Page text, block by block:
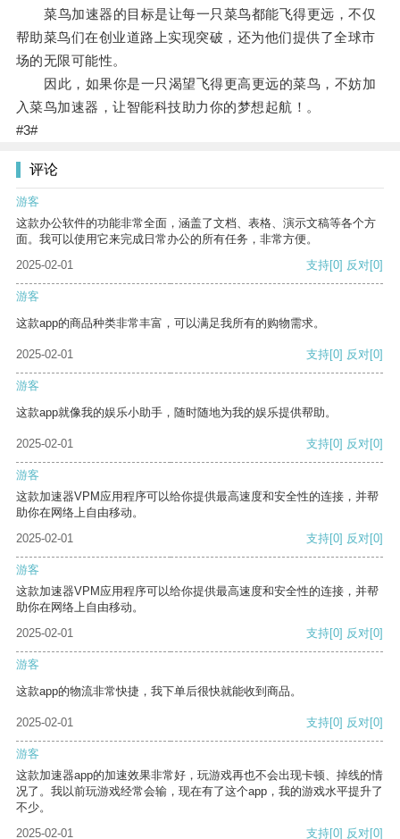
菜鸟加速器的目标是让每一只菜鸟都能飞得更远，不仅
帮助菜鸟们在创业道路上实现突破，还为他们提供了全球市
场的无限可能性。
因此，如果你是一只渴望飞得更高更远的菜鸟，不妨加
入菜鸟加速器，让智能科技助力你的梦想起航！。
#3#
评论
游客
这款办公软件的功能非常全面，涵盖了文档、表格、演示文稿等各个方
面。我可以使用它来完成日常办公的所有任务，非常方便。
2025-02-01
支持[0] 反对[0]
游客
这款app的商品种类非常丰富，可以满足我所有的购物需求。
2025-02-01 支持[0] 反对[0]
游客
这款app就像我的娱乐小助手，随时随地为我的娱乐提供帮助。
2025-02-01 支持[0] 反对[0]
游客
这款加速器VPM应用程序可以给你提供最高速度和安全性的连接，并帮
助你在网络上自由移动。
2025-02-01
支持[0] 反对[0]
游客
这款加速器VPM应用程序可以给你提供最高速度和安全性的连接，并帮
助你在网络上自由移动。
2025-02-01
支持[0] 反对[0]
游客
这款app的物流非常快捷，我下单后很快就能收到商品。
2025-02-01 支持[0] 反对[0]
游客
这款加速器app的加速效果非常好，玩游戏再也不会出现卡顿、掉线的情
况了。我以前玩游戏经常会输，现在有了这个app，我的游戏水平提升了
不少。
2025-02-01
支持[0] 反对[0]